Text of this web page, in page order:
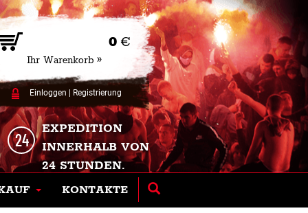
0 €
Ihr Warenkorb »
Einloggen Registrierung
EXPEDITION
INNERHALB VON
24 STUNDEN.
KONTAKTE